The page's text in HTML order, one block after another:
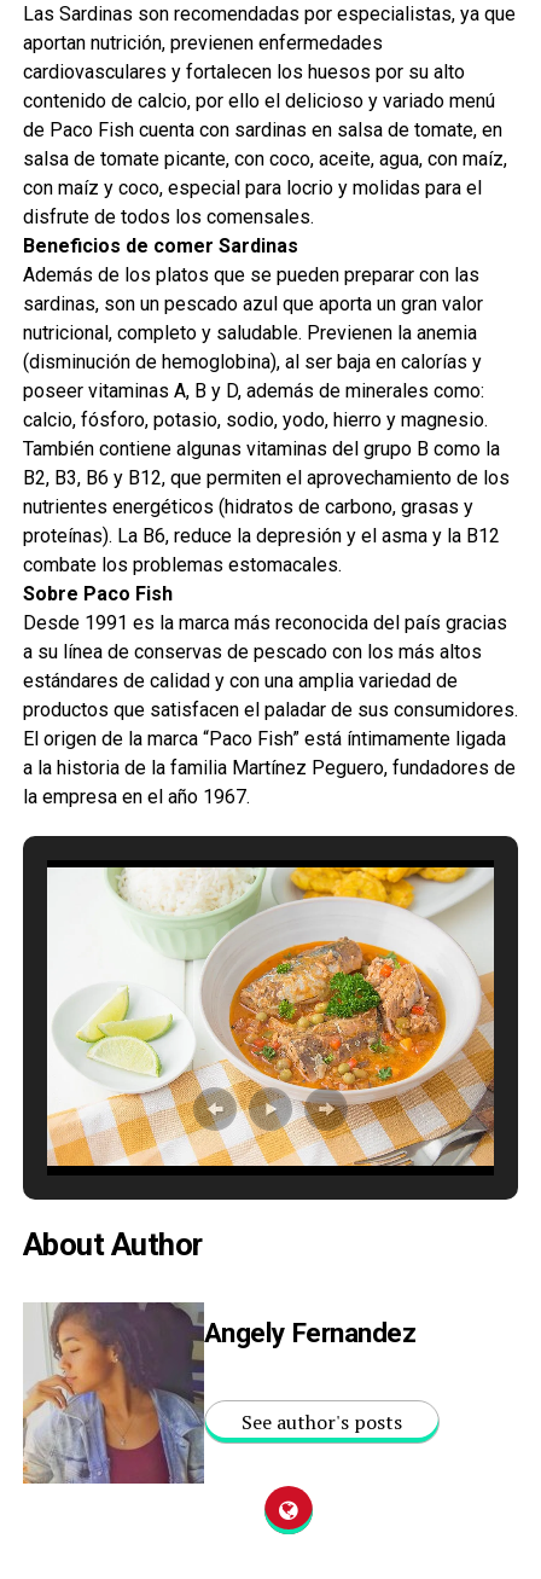
Las Sardinas son recomendadas por especialistas, ya que
aportan nutrición, previenen enfermedades
cardiovasculares y fortalecen los huesos por su alto
contenido de calcio, por ello el delicioso y variado menú
de Paco Fish cuenta con sardinas en salsa de tomate, en
salsa de tomate picante, con coco, aceite, agua, con maíz,
con maíz y coco, especial para locrio y molidas para el
disfrute de todos los comensales.
Beneficios de comer Sardinas
Además de los platos que se pueden preparar con las
sardinas, son un pescado azul que aporta un gran valor
nutricional, completo y saludable. Previenen la anemia
(disminución de hemoglobina), al ser baja en calorías y
poseer vitaminas A, B y D, además de minerales como:
calcio, fósforo, potasio, sodio, yodo, hierro y magnesio.
También contiene algunas vitaminas del grupo B como la
B2, B3, B6 y B12, que permiten el aprovechamiento de los
nutrientes energéticos (hidratos de carbono, grasas y
proteínas). La B6, reduce la depresión y el asma y la B12
combate los problemas estomacales.
Sobre Paco Fish
Desde 1991 es la marca más reconocida del país gracias
a su línea de conservas de pescado con los más altos
estándares de calidad y con una amplia variedad de
productos que satisfacen el paladar de sus consumidores.
El origen de la marca “Paco Fish” está íntimamente ligada
a la historia de la familia Martínez Peguero, fundadores de
la empresa en el año 1967.
About Author
Angely Fernandez
See author's posts